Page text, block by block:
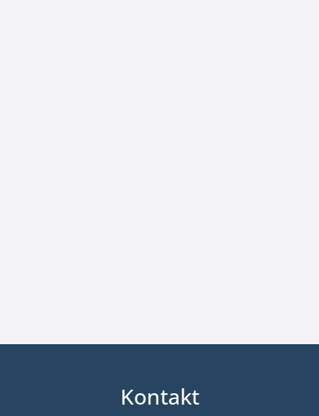
Kontakt